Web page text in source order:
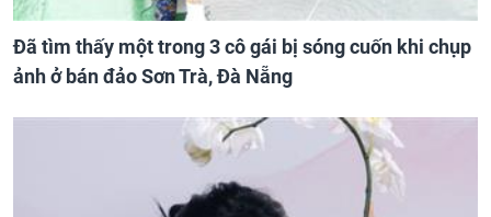
Đã tìm thấy một trong 3 cô gái bị sóng cuốn khi chụp
ảnh ở bán đảo Sơn Trà, Đà Nẵng